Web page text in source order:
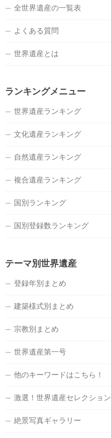
全世界遺産の一覧表
よくある質問
世界遺産とは
ランキングメニュー
世界遺産ランキング
文化遺産ランキング
自然遺産ランキング
複合遺産ランキング
国別ランキング
国別登録数ランキング
テーマ別世界遺産
登録年別まとめ
建築様式別まとめ
宗教別まとめ
世界遺産第一号
他のキーワードはこちら！
激選！世界遺産セレクション
絶景写真ギャラリー